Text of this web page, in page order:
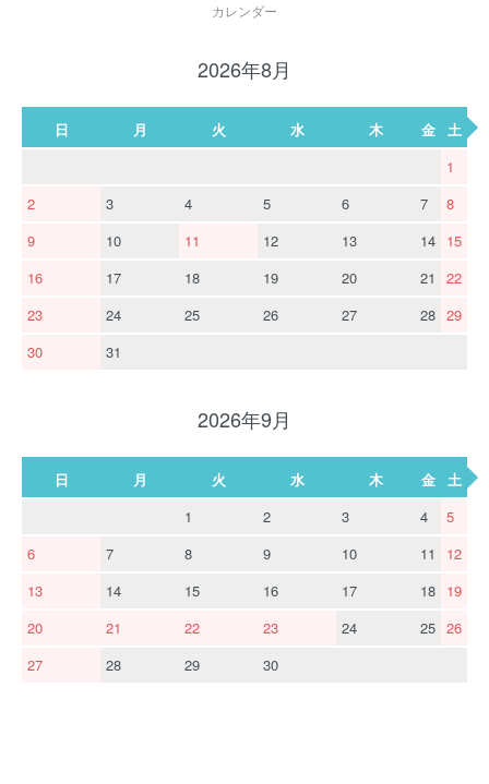
カレンダー
2026年8月
日 月 火 水 木 金
土
1
2
3 4 5 6 7
8
9
10 11 12 13 14 15
16
17 18 19 20 21
22
23
24 25 26 27 28 29
30
31
2026年9月
日 月 火 水 木 金
土
1
2 3 4
5
6
7 8 9 10 11
12
13
14 15 16 17 18 19
20
21 22 23 24 25 26
27
28 29 30